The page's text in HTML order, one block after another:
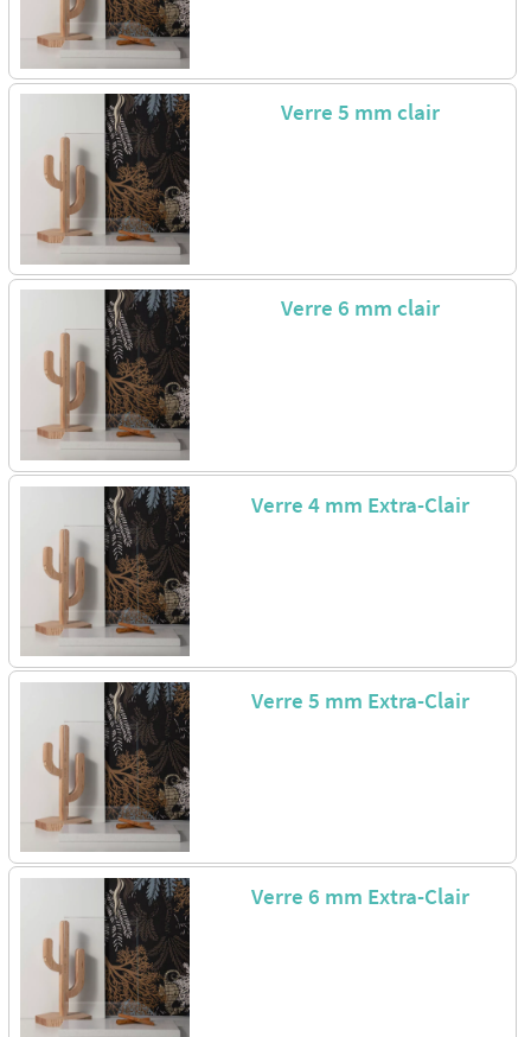
Verre 5 mm clair
Verre 6 mm clair
Verre 4 mm Extra-Clair
Verre 5 mm Extra-Clair
Verre 6 mm Extra-Clair